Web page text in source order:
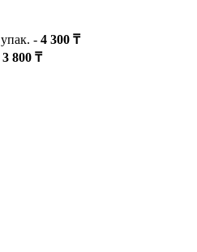
упак. - 4 300 ₸
3 800 ₸